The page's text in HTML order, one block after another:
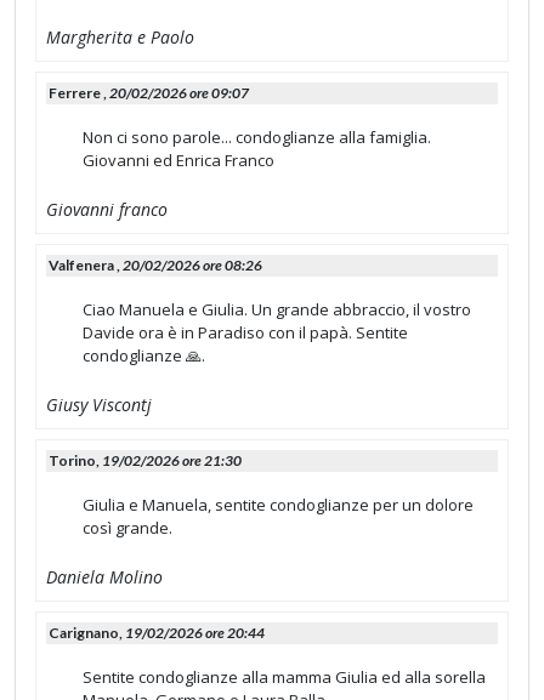
Margherita e Paolo
Ferrere ,20/02/2026 ore 09:07
Non ci sono parole... condoglianze alla famiglia.
Giovanni ed Enrica Franco
Giovanni franco
Valfenera ,20/02/2026 ore 08:26
Ciao Manuela e Giulia. Un grande abbraccio, il vostro
Davide ora è in Paradiso con il papà. Sentite
condoglianze 🙏.
Giusy Viscontj
Torino, 19/02/2026 ore 21:30
Giulia e Manuela, sentite condoglianze per un dolore
così grande.
Daniela Molino
Carignano, 19/02/2026 ore 20:44
Sentite condoglianze alla mamma Giulia ed alla sorella